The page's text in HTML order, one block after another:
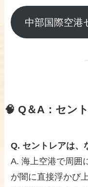
中部国際空港
🧠 Q＆A：セン
Q. セントレアは、
A. 海上空港で周囲
が闇に直接浮かび